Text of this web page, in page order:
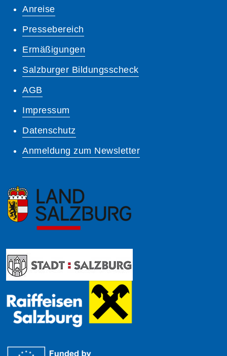
Anreise
Pressebereich
Ermäßigungen
Salzburger Bildungsscheck
AGB
Impressum
Datenschutz
Anmeldung zum Newsletter